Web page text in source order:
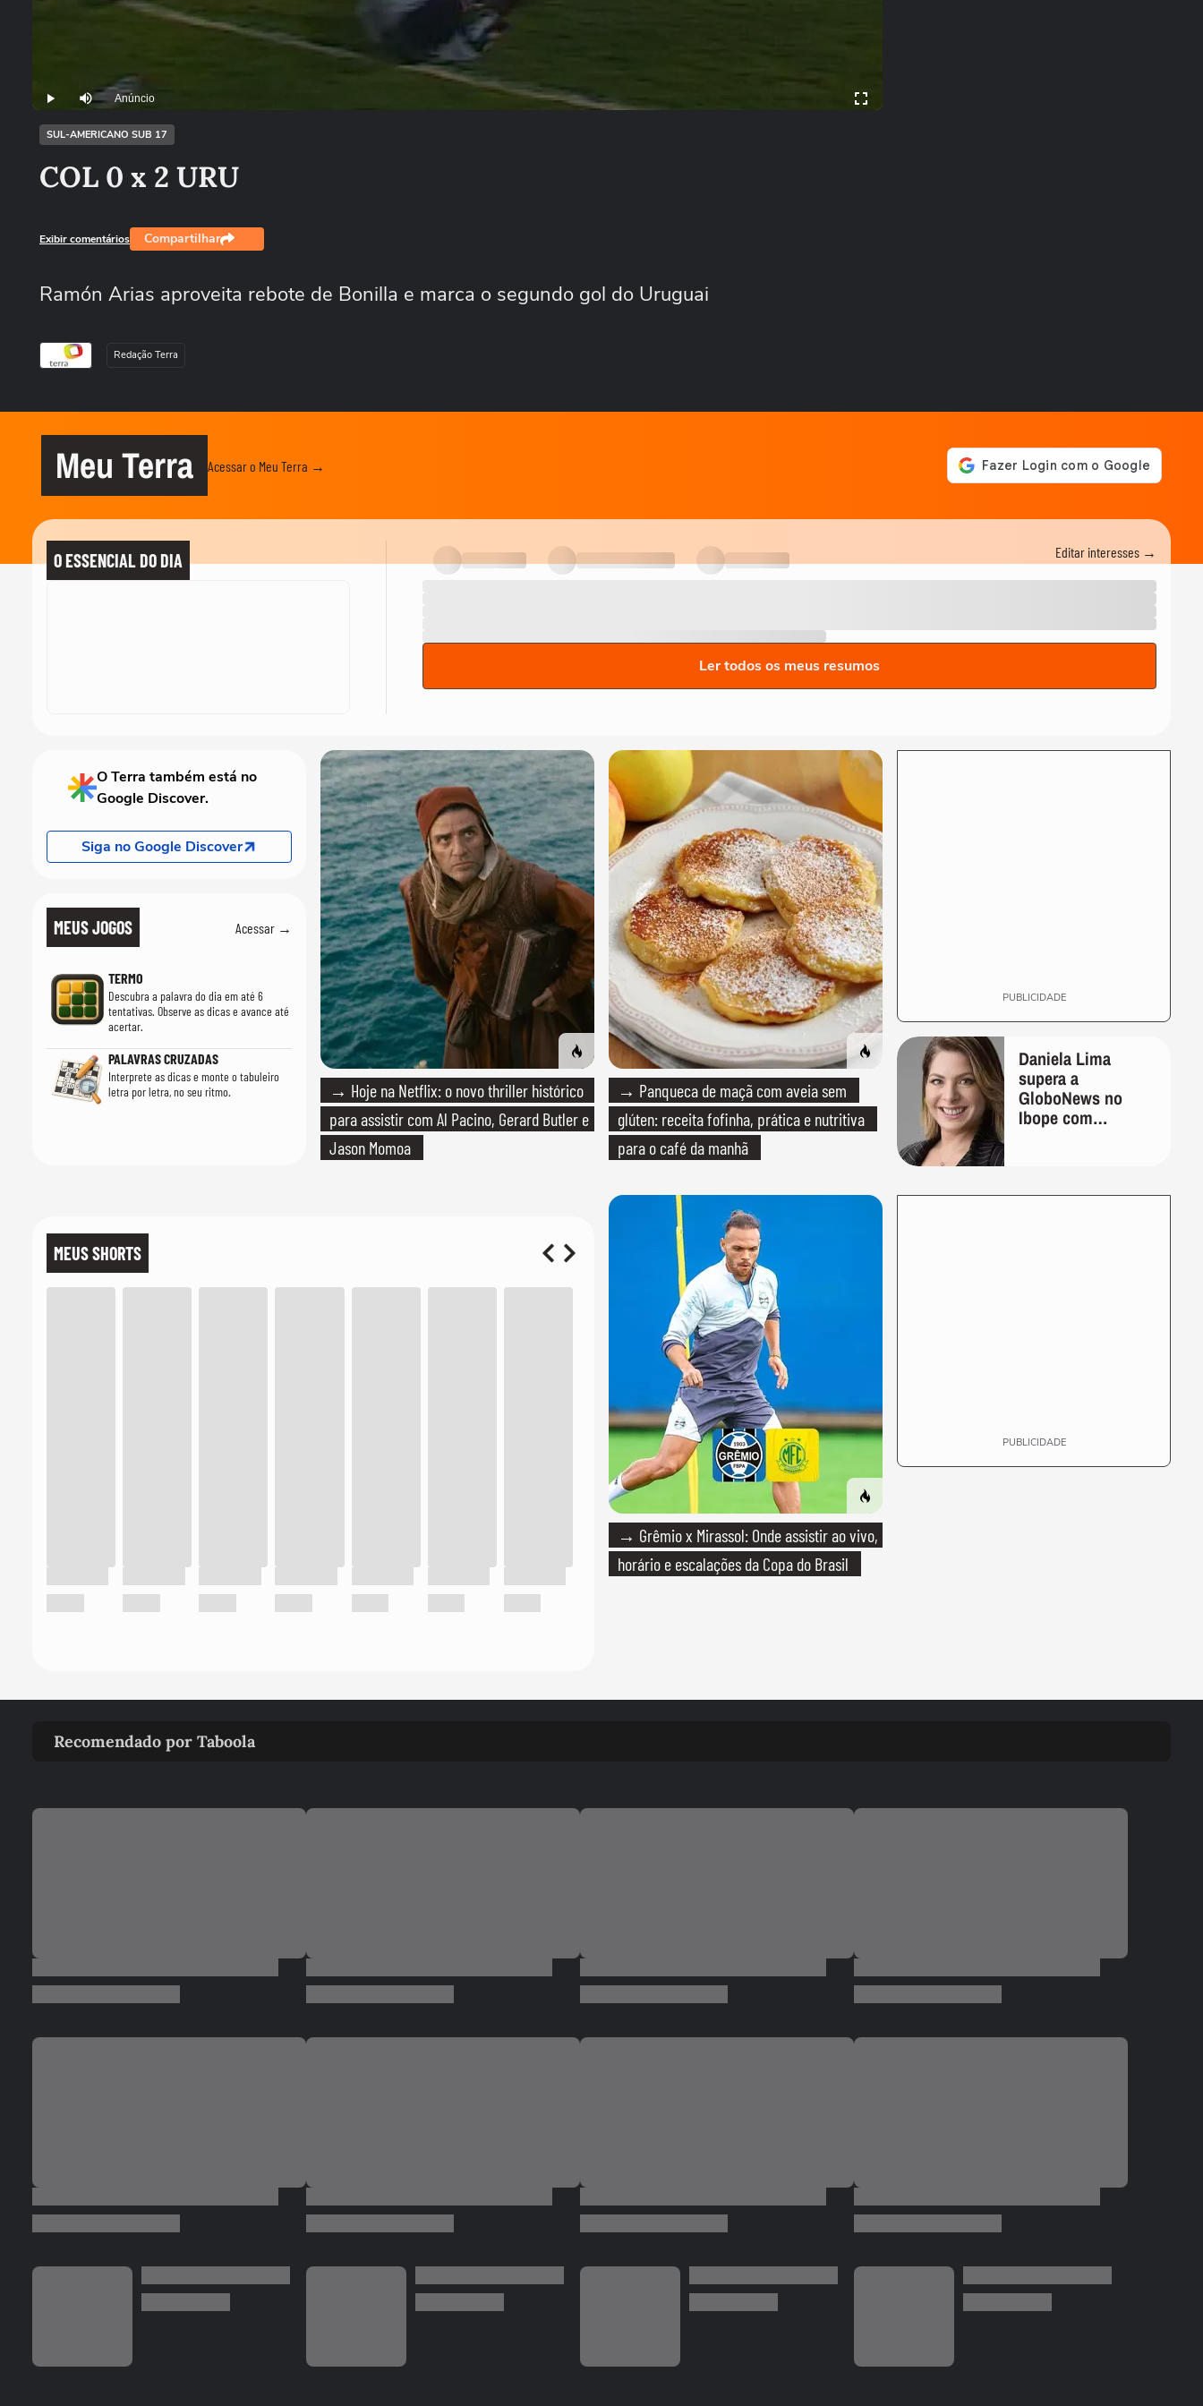
Play Mutar Anúncio
SUL-AMERICANO SUB 17
COL 0 x 2 URU
Exibir comentários Compartilhar
Ramón Arias aproveita rebote de Bonilla e marca o segundo gol do Uruguai
Redação Terra
Meu Terra Acessar o Meu Terra →
O ESSENCIAL DO DIA Editar interesses →
Ler todos os meus resumos
MEUS JOGOS Acessar →
TERMO
Descubra a palavra do dia em até 6
tentativas. Observe as dicas e avance até
acertar.
PALAVRAS CRUZADAS
Interprete as dicas e monte o tabuleiro
letra por letra, no seu ritmo.
→ Hoje na Netflix: o novo thriller histórico
para assistir com Al Pacino, Gerard Butler e
Jason Momoa
→ Panqueca de maçã com aveia sem
glúten: receita fofinha, prática e nutritiva
para o café da manhã
PUBLICIDADE
→ Grêmio x Mirassol: Onde assistir ao vivo,
horário e escalações da Copa do Brasil
Daniela Lima
supera a
GloboNews no
Ibope com
MEUS SHORTS
PUBLICIDADE
O Terra também está no
Google Discover.
Siga no Google Discover
Recomendado por Taboola